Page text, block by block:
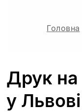
Головна
Друк на
у Львові